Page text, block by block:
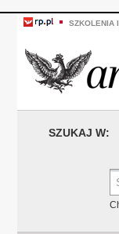
SZKOLENIA
SZUKAJ W: